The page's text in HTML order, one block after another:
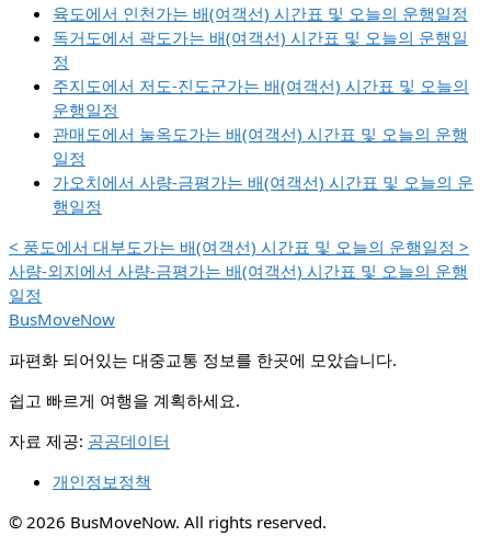
육도에서 인천가는 배(여객선) 시간표 및 오늘의 운행일정
독거도에서 곽도가는 배(여객선) 시간표 및 오늘의 운행일
정
주지도에서 저도-진도군가는 배(여객선) 시간표 및 오늘의
운행일정
관매도에서 눌옥도가는 배(여객선) 시간표 및 오늘의 운행
일정
가오치에서 사량-금평가는 배(여객선) 시간표 및 오늘의 운
행일정
< 풍도에서 대부도가는 배(여객선) 시간표 및 오늘의 운행일정 >
사량-외지에서 사량-금평가는 배(여객선) 시간표 및 오늘의 운행
일정
BusMoveNow
파편화 되어있는 대중교통 정보를 한곳에 모았습니다.
쉽고 빠르게 여행을 계획하세요.
자료 제공: 공공데이터
개인정보정책
© 2026 BusMoveNow. All rights reserved.